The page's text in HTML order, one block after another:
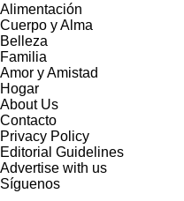
Alimentación
Cuerpo y Alma
Belleza
Familia
Amor y Amistad
Hogar
About Us
Contacto
Privacy Policy
Editorial Guidelines
Advertise with us
Síguenos